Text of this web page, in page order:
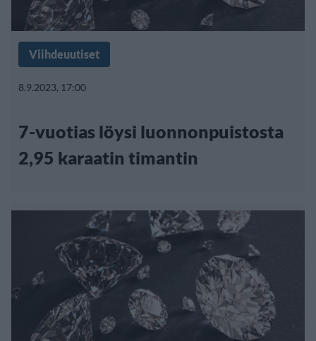
Viihdeuutiset
8.9.2023, 17:00
7-vuotias löysi luonnonpuistosta
2,95 karaatin timantin